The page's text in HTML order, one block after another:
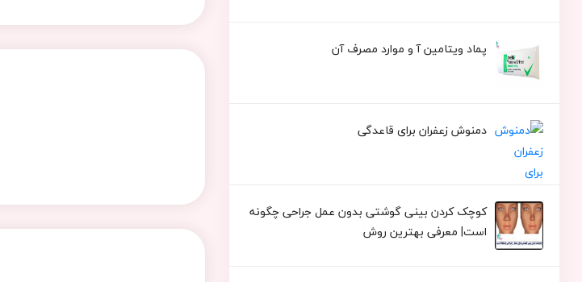
پماد ویتامین آ و موارد مصرف آن
دمنوش زعفران برای قاعدگی
کوچک کردن بینی گوشتی بدون عمل جراحی چگونه
است| معرفی بهترین روش